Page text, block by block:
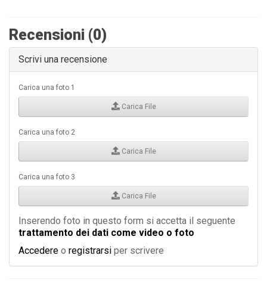
Recensioni (0)
Scrivi una recensione
Carica una foto 1
Carica File
Carica una foto 2
Carica File
Carica una foto 3
Carica File
Inserendo foto in questo form si accetta il seguente
trattamento dei dati come video o foto
Accedere o registrarsi per scrivere